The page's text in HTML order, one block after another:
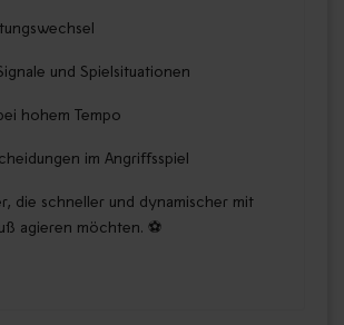
und Spielsituationen
hohem Tempo
im Angriffsspiel
die schneller und dynamischer mit
agieren möchten. ⚽